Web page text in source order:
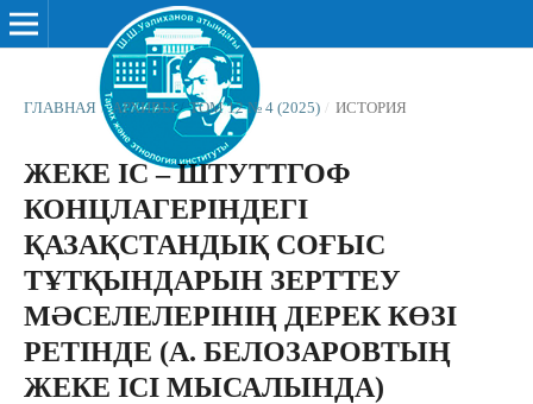
ГЛАВНАЯ / АРХИВЫ / ТОМ 12 № 4 (2025) / ИСТОРИЯ
ЖЕКЕ ІС – ШТУТТГОФ
КОНЦЛАГЕРІНДЕГІ
ҚАЗАҚСТАНДЫҚ СОҒЫС
ТҰТҚЫНДАРЫН ЗЕРТТЕУ
МӘСЕЛЕЛЕРІНІҢ ДЕРЕК КӨЗІ
РЕТІНДЕ (А. БЕЛОЗАРОВТЫҢ
ЖЕКЕ ІСІ МЫСАЛЫНДА)